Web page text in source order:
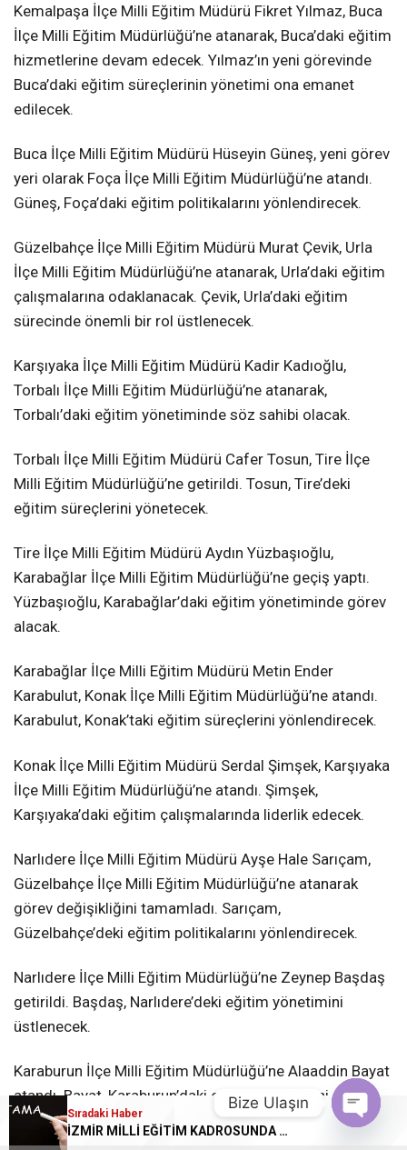
Sıradaki Haber
İZMİR MİLLİ EĞİTİM KADROSUNDA DEV GÖREV DEĞİŞİKLİKLERİ: HANGİ MÜDÜR NEREYE ATANDI?
Kemalpaşa İlçe Milli Eğitim Müdürü Fikret Yılmaz, Buca
İlçe Milli Eğitim Müdürlüğü’ne atanarak, Buca’daki eğitim
hizmetlerine devam edecek. Yılmaz’ın yeni görevinde
Buca’daki eğitim süreçlerinin yönetimi ona emanet
edilecek.
Buca İlçe Milli Eğitim Müdürü Hüseyin Güneş, yeni görev
yeri olarak Foça İlçe Milli Eğitim Müdürlüğü’ne atandı.
Güneş, Foça’daki eğitim politikalarını yönlendirecek.
Güzelbahçe İlçe Milli Eğitim Müdürü Murat Çevik, Urla
İlçe Milli Eğitim Müdürlüğü’ne atanarak, Urla’daki eğitim
çalışmalarına odaklanacak. Çevik, Urla’daki eğitim
sürecinde önemli bir rol üstlenecek.
Karşıyaka İlçe Milli Eğitim Müdürü Kadir Kadıoğlu,
Torbalı İlçe Milli Eğitim Müdürlüğü’ne atanarak,
Torbalı’daki eğitim yönetiminde söz sahibi olacak.
Torbalı İlçe Milli Eğitim Müdürü Cafer Tosun, Tire İlçe
Milli Eğitim Müdürlüğü’ne getirildi. Tosun, Tire’deki
eğitim süreçlerini yönetecek.
Tire İlçe Milli Eğitim Müdürü Aydın Yüzbaşıoğlu,
Karabağlar İlçe Milli Eğitim Müdürlüğü’ne geçiş yaptı.
Yüzbaşıoğlu, Karabağlar’daki eğitim yönetiminde görev
alacak.
Karabağlar İlçe Milli Eğitim Müdürü Metin Ender
Karabulut, Konak İlçe Milli Eğitim Müdürlüğü’ne atandı.
Karabulut, Konak’taki eğitim süreçlerini yönlendirecek.
Konak İlçe Milli Eğitim Müdürü Serdal Şimşek, Karşıyaka
İlçe Milli Eğitim Müdürlüğü’ne atandı. Şimşek,
Karşıyaka’daki eğitim çalışmalarında liderlik edecek.
Narlıdere İlçe Milli Eğitim Müdürü Ayşe Hale Sarıçam,
Güzelbahçe İlçe Milli Eğitim Müdürlüğü’ne atanarak
görev değişikliğini tamamladı. Sarıçam,
Güzelbahçe’deki eğitim politikalarını yönlendirecek.
Narlıdere İlçe Milli Eğitim Müdürlüğü’ne Zeynep Başdaş
getirildi. Başdaş, Narlıdere’deki eğitim yönetimini
üstlenecek.
Karaburun İlçe Milli Eğitim Müdürlüğü’ne Alaaddin Bayat
atandı. Bayat, Karaburun’daki eğitim süreçlerini
yönetecek.
Bize Ulaşın